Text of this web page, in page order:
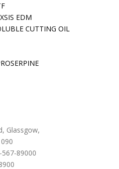
EDM
CUTTING OIL
Glassgow,
89000